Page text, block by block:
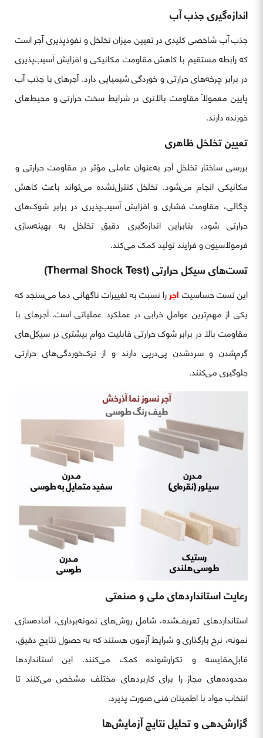
اندازه‌گیری جذب آب
جذب آب شاخصی کلیدی در تعیین میزان تخلخل و نفوذپذیری آجر است
که رابطه مستقیم با کاهش مقاومت مکانیکی و افزایش آسیب‌پذیری
در برابر چرخه‌های حرارتی و خوردگی شیمیایی دارد. آجرهای با جذب آب
پایین معمولاً مقاومت بالاتری در شرایط سخت حرارتی و محیط‌های
خورنده دارند.
تعیین تخلخل ظاهری
بررسی ساختار تخلخل آجر به‌عنوان عاملی مؤثر در مقاومت حرارتی و
مکانیکی انجام می‌شود. تخلخل کنترل‌نشده می‌تواند باعث کاهش
چگالی، مقاومت فشاری و افزایش آسیب‌پذیری در برابر شوک‌های
حرارتی شود، بنابراین اندازه‌گیری دقیق تخلخل به بهینه‌سازی
فرمولاسیون و فرایند تولید کمک می‌کند.
تست‌های سیکل حرارتی (Thermal Shock Test)
این تست حساسیتاجررا نسبت به تغییرات ناگهانی دما می‌سنجد که
یکی از مهم‌ترین عوامل خرابی در عملکرد عملیاتی است. آجرهای با
مقاومت بالا در برابر شوک حرارتی قابلیت دوام بیشتری در سیکل‌های
گرم‌شدن و سردشدن پی‌درپی دارند و از ترک‌خوردگی‌های حرارتی
جلوگیری می‌کنند.
رعایت استانداردهای ملی و صنعتی
استانداردهای تعریف‌شده، شامل روش‌های نمونه‌برداری، آماده‌سازی
نمونه، نرخ بارگذاری و شرایط آزمون هستند که به حصول نتایج دقیق،
قابل‌مقایسه و تکرارشونده کمک می‌کنند. این استانداردها
محدوده‌های مجاز را برای کاربردهای مختلف مشخص می‌کنند تا
انتخاب مواد با اطمینان فنی صورت پذیرد.
گزارش‌دهی و تحلیل نتایج آزمایش‌ها